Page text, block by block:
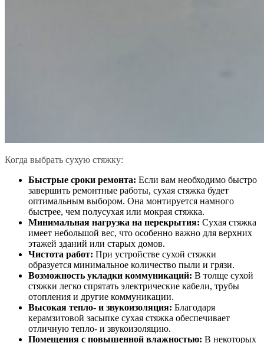
Когда выбрать сухую стяжку:
Быстрые сроки ремонта: Если вам необходимо быстро
завершить ремонтные работы, сухая стяжка будет
оптимальным выбором. Она монтируется намного
быстрее, чем полусухая или мокрая стяжка.
Минимальная нагрузка на перекрытия: Сухая стяжка
имеет небольшой вес, что особенно важно для верхних
этажей зданий или старых домов.
Чистота работ: При устройстве сухой стяжки
образуется минимальное количество пыли и грязи.
Возможность укладки коммуникаций: В толще сухой
стяжки легко спрятать электрические кабели, трубы
отопления и другие коммуникации.
Высокая тепло- и звукоизоляция: Благодаря
керамзитовой засыпке сухая стяжка обеспечивает
отличную тепло- и звукоизоляцию.
Помещения с повышенной влажностью: В некоторых